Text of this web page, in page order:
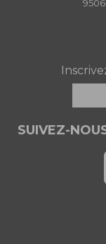
SUIVEZ-